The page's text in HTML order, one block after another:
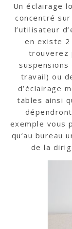
Un éclairage
concentré
l’utilisateur
en existe
trouverez
travail) ou
d’éclairage
tables ainsi
exemple vous
qu’au bureau
de la